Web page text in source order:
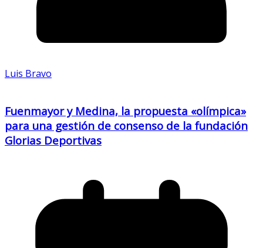
Luis Bravo
Fuenmayor y Medina, la propuesta «olímpica»
para una gestión de consenso de la fundación
Glorias Deportivas